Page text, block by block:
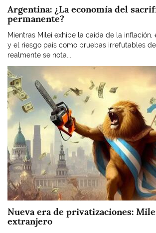
Argentina: ¿La economía del
permanente?
Mientras Milei exhibe la caída de la inflación,
y el riesgo país como pruebas irrefutables
realmente se nota...
Imagen
Nueva era de privatizaciones:
extranjero